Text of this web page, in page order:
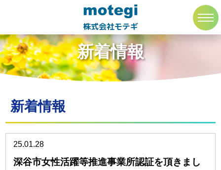
株式会社モテギ
トップページ 新着情報
新着情報
新着情報
25.01.28
深谷市女性活躍等推進事業所認証を頂きまし